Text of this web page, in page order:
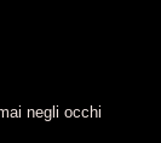
negli occhi